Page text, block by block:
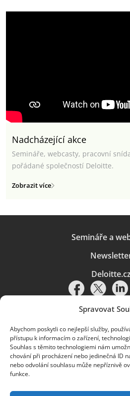
Spravovat
Abychom poskytli co nejlepší služby,
přístupu k informacím o zařízení,
Souhlas s těmito technologiemi nám
chování při procházení nebo jedinečná ID
nebo odvolání souhlasu může nepříznivě
funkce.
Nadcházející akce
Semináře, webcasty, pracovní
pořádané společností Deloitte.
Zobrazit více
Semináře a
Deloitte.cz
Pravidla používání|Ochrana osobních
Deloitte.cz
© 2026. Více informací najdete v
Deloitte označuje jednu či více společností
a přidružené subjekty (souhrnně